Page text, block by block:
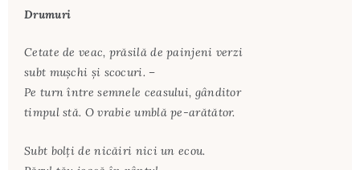
Drumuri
Cetate de veac, prăsilă de painjeni verzi
subt muşchi şi scocuri. –
Pe turn între semnele ceasului, gânditor
timpul stă. O vrabie umblă pe-arătător.
Subt bolţi de nicăiri nici un ecou.